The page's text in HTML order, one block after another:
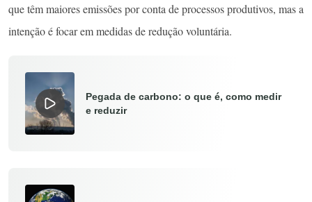
que têm maiores emissões por conta de processos produtivos, mas a
intenção é focar em medidas de redução voluntária.
Pegada de carbono: o que é, como medir
e reduzir